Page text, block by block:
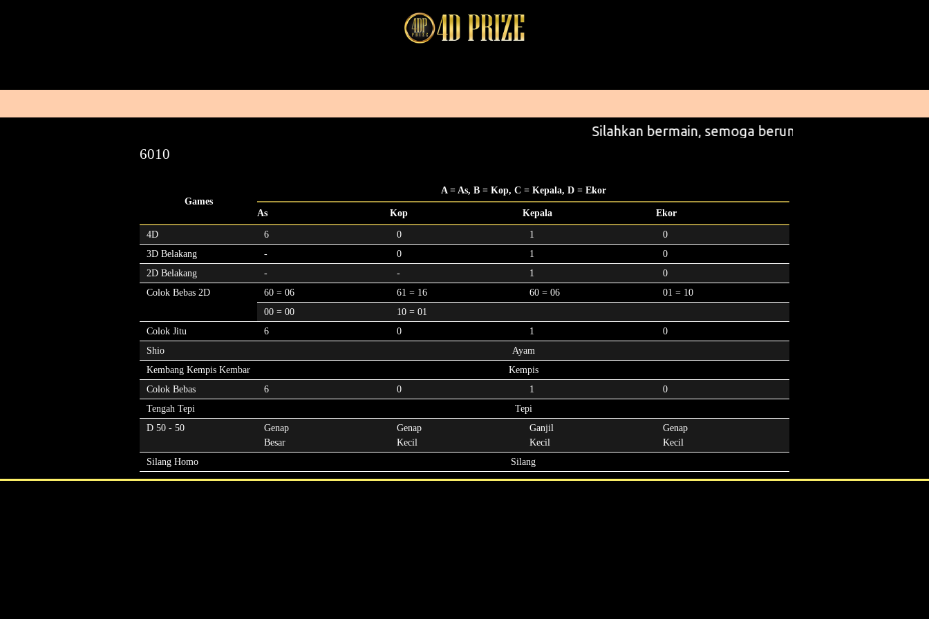
Silahkan bermain, semoga beruntung
6010
Games
A = As, B = Kop, C = Kepala, D = Ekor
As Kop Kepala Ekor
4D 6 0 1
0
3D Belakang
- 0 1
0
2D Belakang
- - 1
0
Colok Bebas 2D
60 = 06 61 = 16 60 = 06
01 = 10
00 = 00
10 = 01
Colok Jitu
6 0 1
0
Shio
Ayam
Kembang Kempis Kembar
Kempis
Colok Bebas
6 0 1
0
Tengah Tepi
Tepi
D 50 - 50
Genap
Besar
Genap
Kecil
Ganjil
Kecil
Genap
Kecil
Silang Homo
Silang